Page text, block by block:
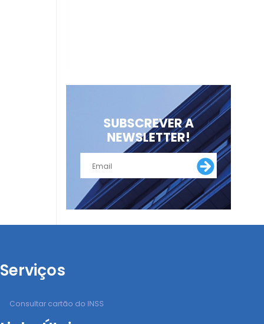
SUBSCREVER A
NEWSLETTER!
Serviços
Consultar cartão do INSS